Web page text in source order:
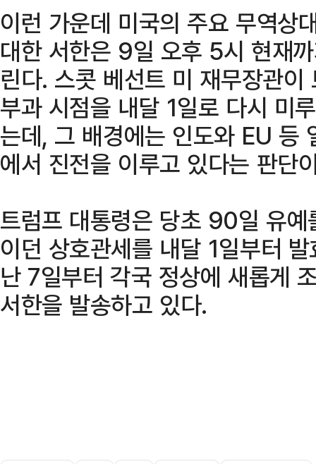
이런 가운데 미국의 주요 무역상
대한 서한은 9일 오후 5시 현재
린다. 스콧 베선트 미 재무장관
부과 시점을 내달 1일로 다시 미
는데, 그 배경에는 인도와 EU 등
에서 진전을 이루고 있다는 판단
트럼프 대통령은 당초 90일 유
이던 상호관세를 내달 1일부터
난 7일부터 각국 정상에 새롭게
서한을 발송하고 있다.